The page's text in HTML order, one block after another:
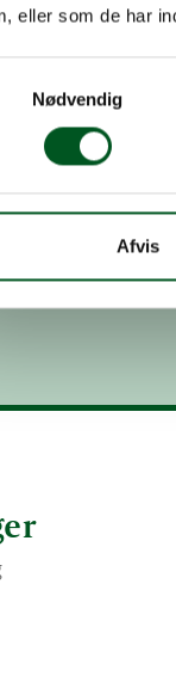
eller som de har
Nødvendig
Afvis
Læs